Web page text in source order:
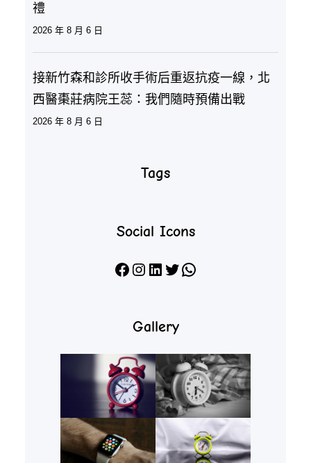
禮
2026 年 8 月 6 日
接新竹森和診所收手術后重返抗疫一線，北
西醫棗莊病院王蕊：我們隨時預備出戰
2026 年 8 月 6 日
Tags
Social Icons
Facebook Instagram LinkedIn X WhatsApp
Gallery